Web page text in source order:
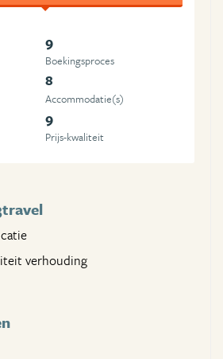
9
Boekingsproces
8
Accommodatie(s)
9
Prijs-kwaliteit
verhouding